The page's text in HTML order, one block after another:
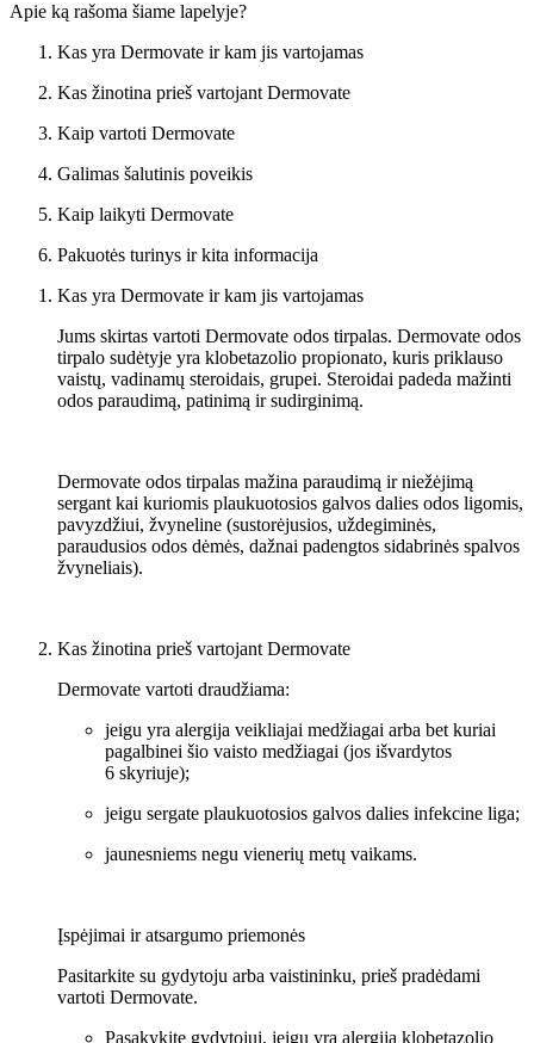
Apie ką rašoma šiame lapelyje?
Kas yra Dermovate ir kam jis vartojamas
Kas žinotina prieš vartojant Dermovate
Kaip vartoti Dermovate
Galimas šalutinis poveikis
Kaip laikyti Dermovate
Pakuotės turinys ir kita informacija
Kas yra Dermovate ir kam jis vartojamas
Jums skirtas vartoti Dermovate odos tirpalas. Dermovate odos
tirpalo sudėtyje yra klobetazolio propionato, kuris priklauso
vaistų, vadinamų steroidais, grupei. Steroidai padeda mažinti
odos paraudimą, patinimą ir sudirginimą.
Dermovate odos tirpalas mažina paraudimą ir niežėjimą
sergant kai kuriomis plaukuotosios galvos dalies odos ligomis,
pavyzdžiui, žvyneline (sustorėjusios, uždegiminės,
paraudusios odos dėmės, dažnai padengtos sidabrinės spalvos
žvyneliais).
Kas žinotina prieš vartojant Dermovate
Dermovate vartoti draudžiama:
jeigu yra alergija veikliajai medžiagai arba bet kuriai
pagalbinei šio vaisto medžiagai (jos išvardytos
6 skyriuje);
jeigu sergate plaukuotosios galvos dalies infekcine liga;
jaunesniems negu vienerių metų vaikams.
Įspėjimai ir atsargumo priemonės
Pasitarkite su gydytoju arba vaistininku, prieš pradėdami
vartoti Dermovate.
Pasakykite gydytojui, jeigu yra alergija klobetazolio